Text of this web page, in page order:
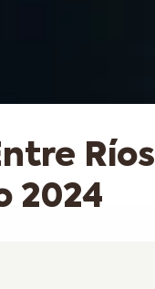
Ríos
2024